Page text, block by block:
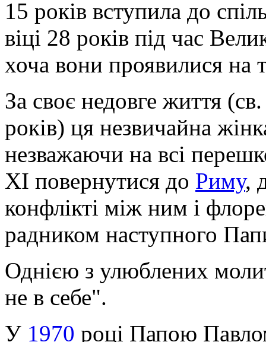
15 років вступила до
віці 28 років під час
хоча вони проявилися на
За своє недовге життя
років) ця незвичайна
незважаючи на всі
XI повернутися до Риму,
конфлікті між ним і
радником наступного
Однією з улюблених
не в себе".
У 1970 році Папою